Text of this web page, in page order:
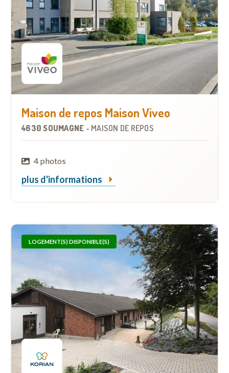
Maison de repos Maison Viveo
4630 SOUMAGNE - MAISON DE REPOS
4 photos
plus d'informations
LOGEMENT(S) DISPONIBLE(S)